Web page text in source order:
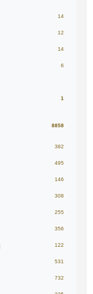
14
12
14
6
1
8858
382
495
146
308
255
356
122
531
732